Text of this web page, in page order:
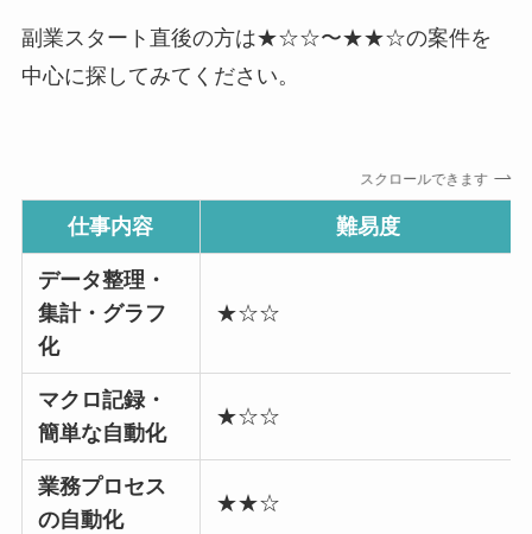
副業スタート直後の方は★☆☆〜★★☆の案件を
中心に探してみてください。
スクロールできます
仕事内容 難易度
データ整理・
集計・グラフ
化
★☆☆
マクロ記録・
簡単な自動化
★☆☆
業務プロセス
の自動化
★★☆